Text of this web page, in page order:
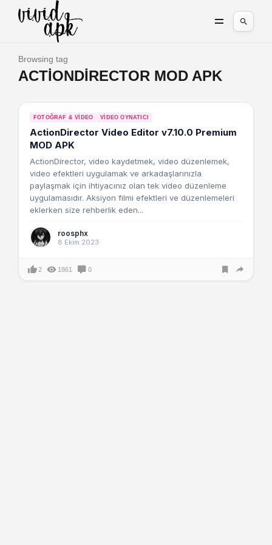
Browsing tag
ACTIONDIRECTOR MOD APK
FOTOĞRAF & VIDEO VIDEO OYNATICI
ActionDirector Video Editor v7.10.0 Premium
MOD APK
ActionDirector, video kaydetmek, video düzenlemek,
video efektleri uygulamak ve arkadaşlarınızla
paylaşmak için ihtiyacınız olan tek video düzenleme
uygulamasıdır. Aksiyon filmi efektleri ve düzenlemeleri
eklerken size rehberlik eden...
roosphx
8 Ekim 2023
2 1861 0